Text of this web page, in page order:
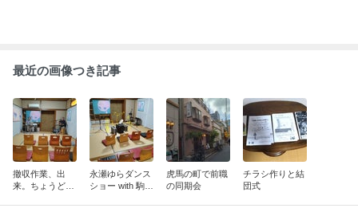
最近の画像つき記事
撤収作業、出
来。ちょうど時
永瀬ゆらダンス
ショー with 駒沢
虎馬の町で前職
の同期会
チラシ作りと結
団式